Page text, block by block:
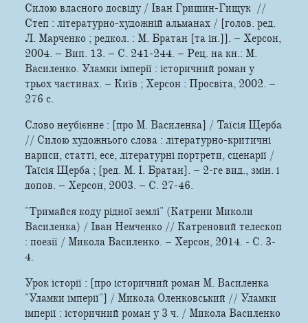
Силою власного досвіду / Іван Гришин-Гищук //
Степ : літературно-художній альманах / [голов. ред.
Л. Марченко ; редкол. : М. Братан [та ін.]]. – Херсон,
2004. – Вип. 13. – С. 241-244. – Рец. на кн.: М.
Василенко. Уламки імперії : історичний роман у
трьох частинах. – Київ ; Херсон : Просвіта, 2002. –
276 с.
Слово неубієнне : [про М. Василенка] / Таїсія Щерба
// Силою художнього слова : літературно-критичні
нариси, статті, есе, літературні портрети, сценарії /
Таїсія Щерба ; [ред. М. І. Братан]. – 2-ге вид., змін. і
допов. – Херсон, 2003. – С. 27-46.
"Тримайся коду рідної землі" (Катрени Миколи
Василенка) / Іван Немченко // Катреновий телескоп
: поезії / Микола Василенко. – Херсон, 2014. - С. 3-
4.
Урок історії : [про історичний роман М. Василенка
"Уламки імперії"] / Микола Оленковський // Уламки
імперії : історичний роман у 3 ч. / Микола Василенко